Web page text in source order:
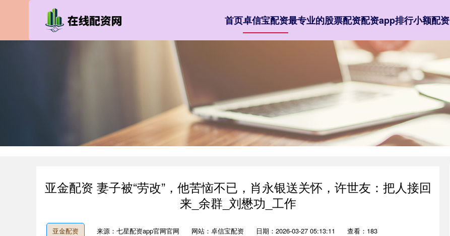
首页卓信宝配资最专业的股票配资配资app排行小额配资
亚金配资 妻子被“劳改”，他苦恼不已，肖永银送关怀，许世友：把人接回
来_余群_刘懋功_工作
亚金配资 来源：七星配资app官网官网 网站：卓信宝配资 日期：2026-03-27 05:13:11 查看：183